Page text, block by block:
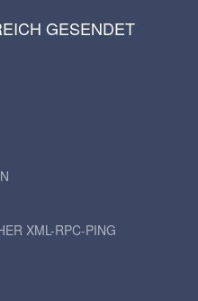
GESENDET
XML-RPC-PING